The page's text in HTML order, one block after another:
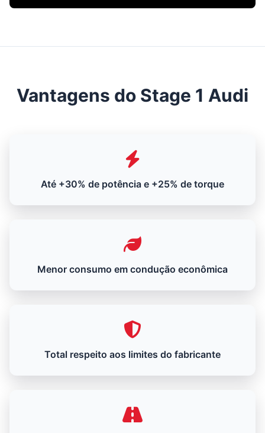
Vantagens do Stage 1 Audi
Até +30% de potência e +25% de torque
Menor consumo em condução econômica
Total respeito aos limites do fabricante